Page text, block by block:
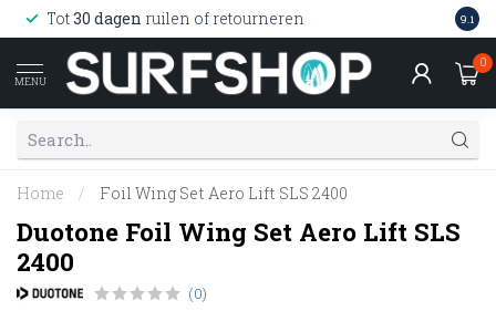
Tot30 dagen ruilen of retourneren 9.1
MENU
0
Home / Foil Wing Set Aero Lift SLS 2400
Duotone Foil Wing Set Aero Lift SLS
2400
(0)